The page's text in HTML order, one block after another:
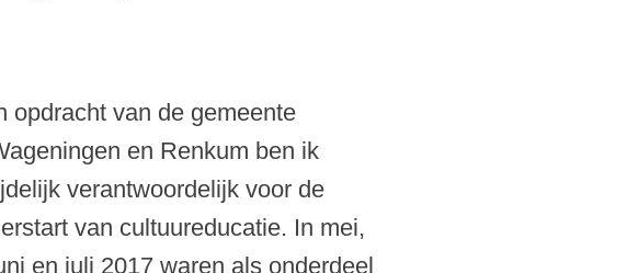
opdracht van de gemeente
en Renkum ben ik
verantwoordelijk voor de
van cultuureducatie. In mei,
en juli 2017 waren als onderdeel